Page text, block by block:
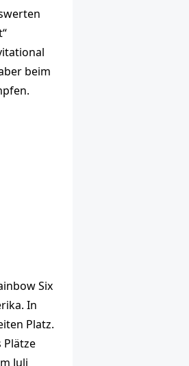
beim
Six
In
Platz.
Plätze
Juli